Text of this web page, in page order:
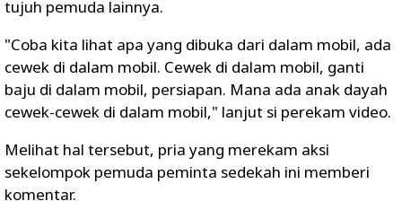
tujuh pemuda lainnya.
"Coba kita lihat apa yang dibuka dari dalam mobil, ada
cewek di dalam mobil. Cewek di dalam mobil, ganti
baju di dalam mobil, persiapan. Mana ada anak dayah
cewek-cewek di dalam mobil," lanjut si perekam video.
Melihat hal tersebut, pria yang merekam aksi
sekelompok pemuda peminta sedekah ini memberi
komentar.